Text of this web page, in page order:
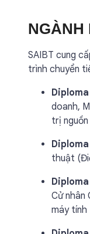
NGÀNH
SAIBT cung
trình chuyển
doanh,
trị
thuật
Cử nhân
máy tính